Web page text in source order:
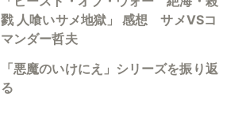
戮 人喰いサメ地獄」 感想 サメVSコ
マンダー哲夫
「悪魔のいけにえ」シリーズを振り返
る